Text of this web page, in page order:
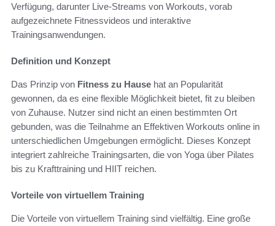
Verfügung, darunter Live-Streams von Workouts, vorab
aufgezeichnete Fitnessvideos und interaktive
Trainingsanwendungen.
Definition und Konzept
Das Prinzip von Fitness zu Hause hat an Popularität
gewonnen, da es eine flexible Möglichkeit bietet, fit zu bleiben
von Zuhause. Nutzer sind nicht an einen bestimmten Ort
gebunden, was die Teilnahme an Effektiven Workouts online in
unterschiedlichen Umgebungen ermöglicht. Dieses Konzept
integriert zahlreiche Trainingsarten, die von Yoga über Pilates
bis zu Krafttraining und HIIT reichen.
Vorteile von virtuellem Training
Die Vorteile von virtuellem Training sind vielfältig. Eine große